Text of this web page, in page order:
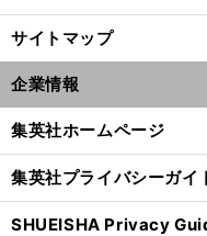
サイトマップ
企業情報
集英社ホームページ
集英社プライバシーガイ
SHUEISHA Privacy